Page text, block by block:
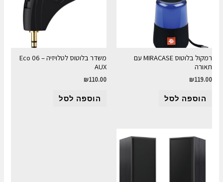
רמקול בלוטוס MIRACASE עם
תאורה
₪119.00
הוספה לסל
משדר בלוטוס לטלויזיה Eco 06 –
AUX
₪110.00
הוספה לסל